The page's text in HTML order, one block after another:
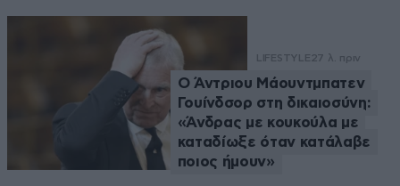
LIFESTYLE27 λ. πριν
Ο Άντριου Μάουντμπατεν
Γουίνδσορ στη δικαιοσύνη:
«Άνδρας με κουκούλα με
καταδίωξε όταν κατάλαβε
ποιος ήμουν»